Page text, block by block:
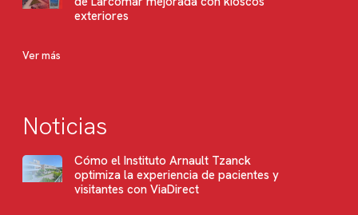
exteriores
Ver más
Noticias
Cómo el Instituto Arnault Tzanck
optimiza la experiencia de pacientes y
visitantes con ViaDirect